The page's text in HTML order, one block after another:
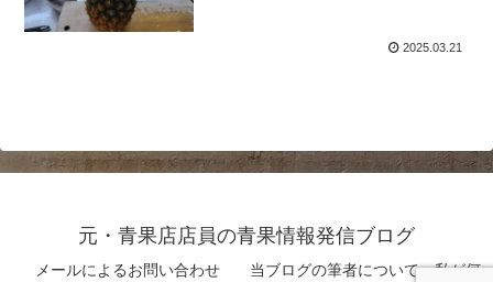
2025.03.21
元・青果店店員の青果情報発信ブログ
メールによるお問い合わせ 当ブログの筆者について 私が何